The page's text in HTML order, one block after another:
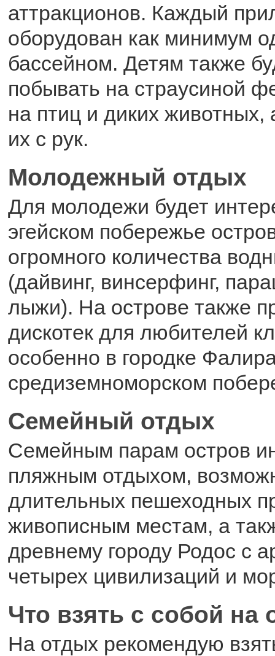
аттракционов. Каждый
оборудован как минимум
бассейном. Детям также
побывать на страусиной
на птиц и диких животных,
их с рук.
Молодежный отдых
Для молодежи будет
эгейском побережье
огромного количества
(дайвинг, винсерфинг,
лыжи). На острове также
дискотек для любителей
особенно в городке
средиземноморском
Семейный отдых
Семейным парам остров
пляжным отдыхом,
длительных пешеходных
живописным местам, а
древнему городу Родос с
четырех цивилизаций и
Что взять с собой на
На отдых рекомендую